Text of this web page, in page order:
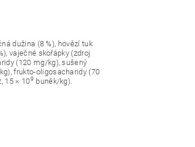
dužina (8 %), hovězí tuk
vaječné skořápky (zdroj
(120 mg/kg), sušený
frukto-oligosacharidy (70
15 × 109 buněk/kg).